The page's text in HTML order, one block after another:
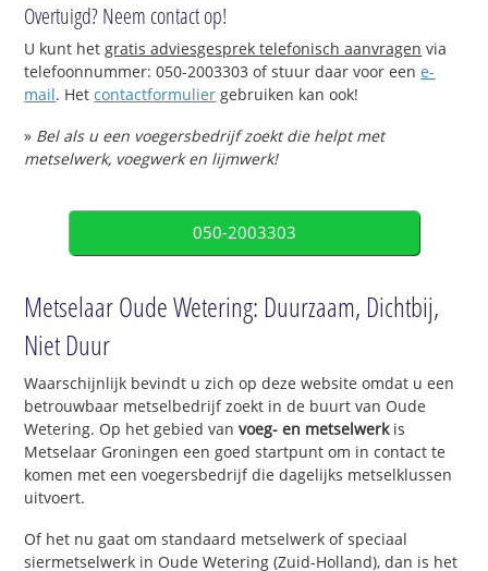
Overtuigd? Neem contact op!
U kunt hetgratis adviesgesprek telefonisch aanvragen via
telefoonnummer: 050-2003303 of stuur daar voor eene-
mail. Hetcontactformulier gebruiken kan ook!
» Bel als u een voegersbedrijf zoekt die helpt met
metselwerk, voegwerk en lijmwerk!
050-2003303
Metselaar Oude Wetering: Duurzaam, Dichtbij,
Niet Duur
Waarschijnlijk bevindt u zich op deze website omdat u een
betrouwbaar metselbedrijf zoekt in de buurt van Oude
Wetering. Op het gebied van voeg- en metselwerkis
Metselaar Groningen een goed startpunt om in contact te
komen met een voegersbedrijf die dagelijks metselklussen
uitvoert.
Of het nu gaat om standaard metselwerk of speciaal
siermetselwerk in Oude Wetering (Zuid-Holland), dan is het